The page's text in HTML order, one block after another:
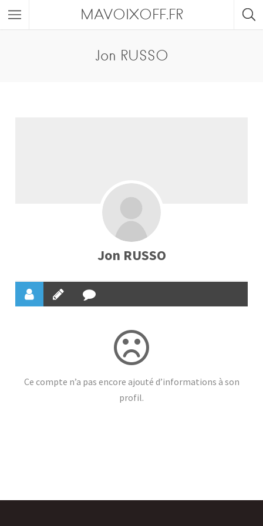
MAVOIXOFF.FR
Jon RUSSO
Jon RUSSO
Ce compte n’a pas encore ajouté d’informations à son
profil.